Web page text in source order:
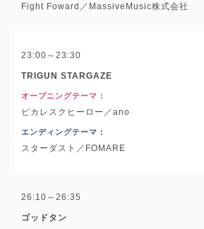
Fight Foward／MassiveMusic株式会社
23:00～23:30
TRIGUN STARGAZE
オープニングテーマ :
ピカレスクヒーロー／ano
エンディングテーマ :
スターダスト／FOMARE
26:10～26:35
ゴッドタン